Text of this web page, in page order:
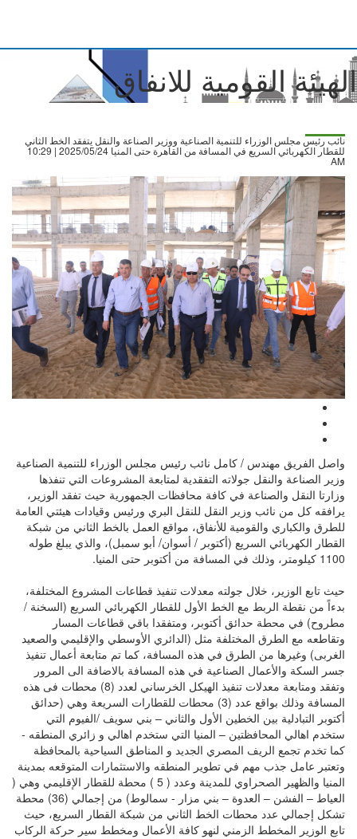
القومية للانفاق
نائب رئيس مجلس الوزراء للتنمية الصناعية ووزير الصناعة والنقل يتفقد الخط الثاني
للقطار الكهربائي السريع في المسافة من القاهرة حتى المنيا 2025/05/24 | 10:29
AM
واصل الفريق مهندس / كامل نائب رئيس مجلس الوزراء للتنمية الصناعية
وزير الصناعة والنقل جولاته التفقدية لمتابعة المشروعات التي تنفذها
وزارتا النقل والصناعة في كافة محافظات الجمهورية حيث تفقد الوزير،
يرافقه كل من نائب وزير النقل للنقل البري ورئيس وقيادات هيئتي العامة
للطرق والكباري والقومية للأنفاق، مواقع العمل بالخط الثاني من شبكة
القطار الكهربائي السريع (أكتوبر / أسوان/ أبو سمبل)، والذي يبلغ طوله
1100 كيلومتر، وذلك في المسافة من أكتوبر حتى المنيا.
حيث تابع الوزير، خلال جولته معدلات تنفيذ قطاعات المشروع المختلفة،
بدءاً من نقطة الربط مع الخط الأول للقطار الكهربائي السريع (السخنة /
مطروح) في محطة حدائق أكتوبر، ومتفقدا باقي قطاعات المسار
وتقاطعه مع الطرق المختلفة مثل (الدائري الأوسطي والإقليمي والصعيد
الغربى) وغيرها من الطرق في هذه المسافة، كما تم متابعة أعمال تنفيذ
جسر السكة والأعمال الصناعية في هذه المسافة بالاضافة الى المرور
وتفقد ومتابعة معدلات تنفيذ الهيكل الخرساني لعدد (8) محطات فى هذه
المسافة وذلك بواقع عدد (3) محطات للقطارات السريعة وهي (حدائق
أكتوبر التبادلية بين الخطين الأول والثاني – بني سويف /الفيوم التي
ستخدم اهالي المحافظتين – المنيا التي ستخدم اهالي و زائري المنطقه -
كما تخدم تجمع الريف المصري الجديد و المناطق السياحية بالمحافظة
وتعتبر عامل جذب مهم في تطوير المنطقه والاستثمارات المتوقعه بمدينة
المنيا والظهير الصحراوي للمدينة وعدد ( 5 ) محطة للقطار الإقليمي وهي (
العياط – الفشن – العدوة – بني مزار - سمالوط) من إجمالي (36) محطة
تشكل إجمالي عدد محطات الخط الثاني من شبكة القطار السريع، حيث
تابع الوزير المخطط الزمني لنهو كافة الأعمال ومخطط سير حركة الركاب